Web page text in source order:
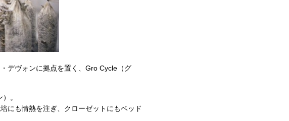
デヴォンに拠点を置く、Gro Cycle（グ
。
にも情熱を注ぎ、クローゼットにもベッド